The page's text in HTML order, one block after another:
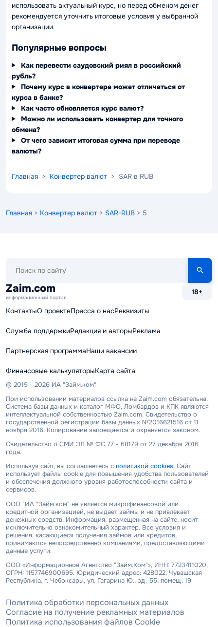
использовать актуальный курс, но перед обменом денег
рекомендуется уточнить итоговые условия у выбранной
организации.
Популярные вопросы
Как перевести саудовский риял в российский
рубль?
Почему курс в конвертере может отличаться от
курса в банке?
Как часто обновляется курс валют?
Можно ли использовать конвертер для точного
обмена?
От чего зависит итоговая сумма при переводе
валюты?
Главная > Конвертер валют > SAR в RUB
Главная > Конвертер валют > SAR-RUB > 5
сайту
Zaim.com
информационный портал
18+
КонтактыО проектеПресса о насРеквизиты
Служба поддержкиРедакция и авторыРеклама
Партнерская программаНаши вакансии
Финансовые калькуляторыКарта сайта
© 2015 - 2026 ИА "Займ.ком"
При использовании материалов ссылка на Zaim.com обязательна.
Система базы данных и каталог МФО, Ломбардов и КПК являются
интеллектуальной собственностью Zaim.com. Свидетельство о
государственной регистрации базы данных №2016621516 от 11
ноября 2016. Копирование запрещается и охраняется законом.
Свидетельство о СМИ ЭЛ № ФС 77 - 68179 от 27 декабря 2016
года.
Используя сайт, вы соглашаетесь с политикой cookies. Сайт
использует файлы cookie для повышения удобства пользователей
и обеспечения должного уровня работоспособности сайта и
сервисов.
ООО "ИА "Займ.ком" не является микрофинансовой или
кредитной организацией, не выдает займы и не привлекает
денежных средств. Информация, размещенная на сайте, носит
исключительно ознакомительный характер. Все условия и
решения, касающиеся получения займов или кредитов,
принимаются непосредственно компаниями, предоставляющими
данные услуги.
ООО «Информационное Агентство "Займ.Ком"», ИНН: 7723411020,
ОГРН: 1157746900695. Юридический адрес: 428022, Чувашская
Республика, г. Чебоксары, ул. Гагарина Ю., зд. 55, помещ. 19
Политика обработки персональных данных
Согласие на получение рекламных материалов
Политика использования файлов Cookie